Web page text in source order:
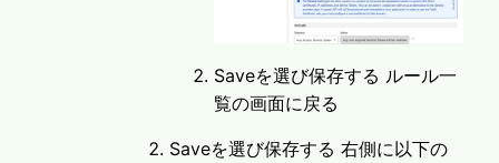
Saveを選び保存する ルール一
覧の画面に戻る
Saveを選び保存する 右側に以下の